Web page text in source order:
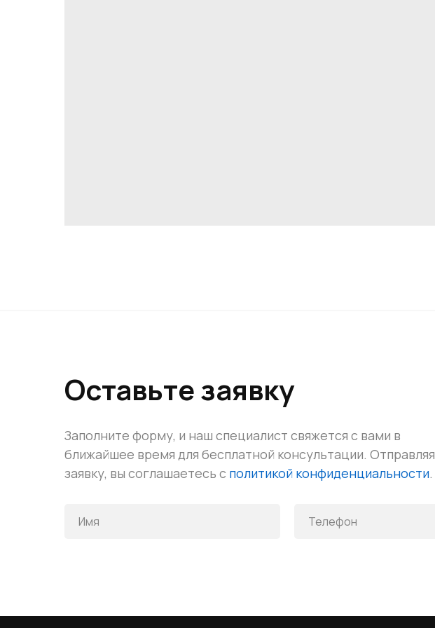
Оставьте заявку
Заполните форму, и наш специалист свяжется с вами в
ближайшее время для бесплатной консультации. Отправляя
заявку, вы соглашаетесь с политикой конфиденциальности.